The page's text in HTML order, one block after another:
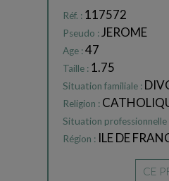
Réf. : 117572
Pseudo : JEROME
Age :47
Taille : 1.75
Situation familiale :
Religion :
Situation professionnelle
Région : ILE DE
CE